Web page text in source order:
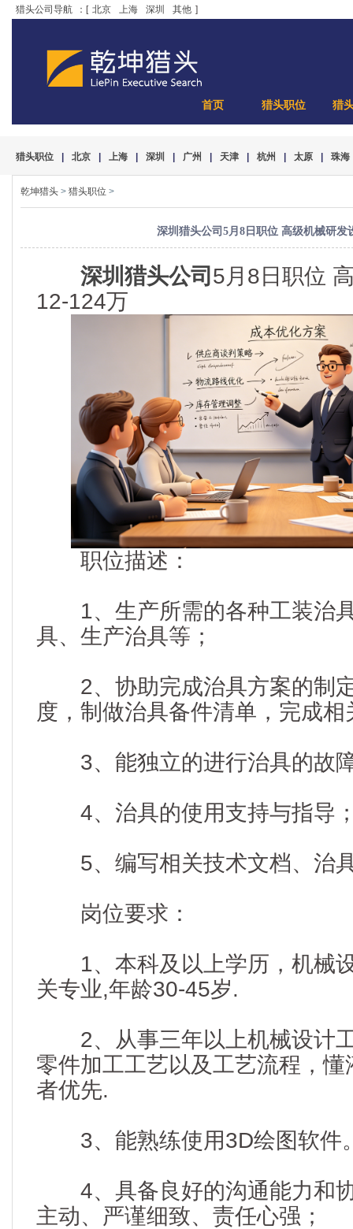
猎头公司导航 ：[ 北京 上海 深圳 其他 ]
首页 猎头职位 猎
猎头职位 北京 上海 深圳 广州 天津 杭州 太原 珠海
乾坤猎头 > 猎头职位 >
深圳猎头公司5月8日职位 高级机械研发
深圳猎头公司 5月8日职位
12-124万
职位描述：
1、生产所需的各种工装治
具、生产治具等；
2、协助完成治具方案的制
度，制做治具备件清单，完成
3、能独立的进行治具的故
4、治具的使用支持与指导
5、编写相关技术文档、治
岗位要求：
1、本科及以上学历，机械
关专业,年龄30-45岁.
2、从事三年以上机械设计
零件加工工艺以及工艺流程，
者优先.
3、能熟练使用3D绘图软件
4、具备良好的沟通能力和
主动、严谨细致、责任心强；